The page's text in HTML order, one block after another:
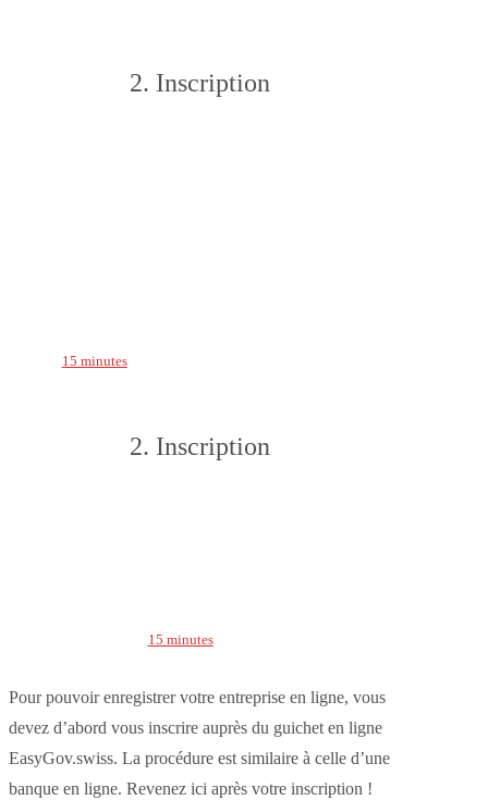
2. Inscription
15 minutes
2. Inscription
15 minutes
Pour pouvoir enregistrer votre entreprise en ligne, vous
devez d’abord vous inscrire auprès du guichet en ligne
EasyGov.swiss. La procédure est similaire à celle d’une
banque en ligne. Revenez ici après votre inscription !